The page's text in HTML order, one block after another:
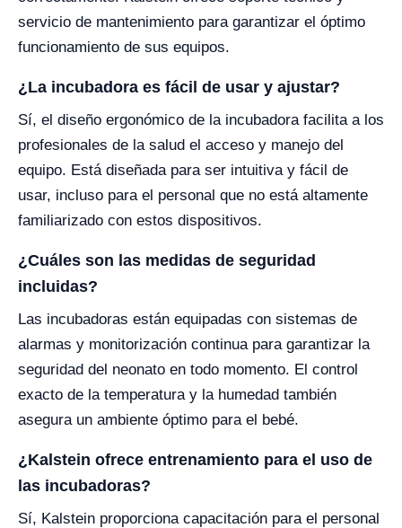
servicio de mantenimiento para garantizar el óptimo
funcionamiento de sus equipos.
¿La incubadora es fácil de usar y ajustar?
Sí, el diseño ergonómico de la incubadora facilita a los
profesionales de la salud el acceso y manejo del
equipo. Está diseñada para ser intuitiva y fácil de
usar, incluso para el personal que no está altamente
familiarizado con estos dispositivos.
¿Cuáles son las medidas de seguridad
incluidas?
Las incubadoras están equipadas con sistemas de
alarmas y monitorización continua para garantizar la
seguridad del neonato en todo momento. El control
exacto de la temperatura y la humedad también
asegura un ambiente óptimo para el bebé.
¿Kalstein ofrece entrenamiento para el uso de
las incubadoras?
Sí, Kalstein proporciona capacitación para el personal